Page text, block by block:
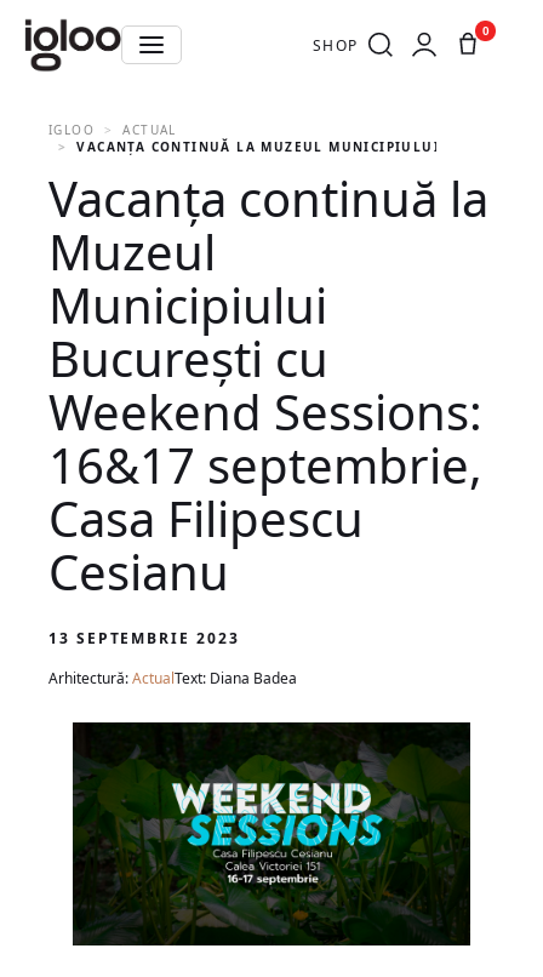
SHOP
0
IGLOO
ACTUAL
VACANȚA CONTINUĂ LA MUZEUL MUNICIPIULUI BUCUREȘTI
Vacanța continuă la
Muzeul
Municipiului
București cu
Weekend Sessions:
16&17 septembrie,
Casa Filipescu
Cesianu
13 SEPTEMBRIE 2023
Arhitectură:ActualText: Diana Badea